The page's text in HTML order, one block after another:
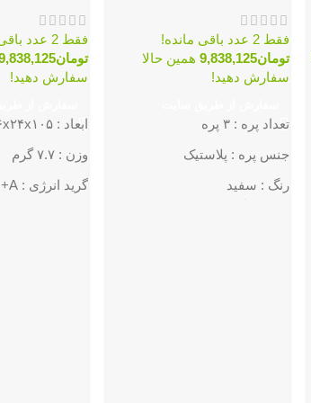
فقط 2 عدد باقی مانده!
تومان9,838,125 همین حالا
سفارش دهید!
تعداد پره : ۳ پره
جنس پره : پلاستیک
رنگ : سفید
فقط 2 عدد باقی مانده!
تومان
سفارش دهید!
ابعاد : ۴۶x۲۴x۱۰۵ سانتی‌متر
وزن : ۷.۷ گرم
گرید انرژی : A+